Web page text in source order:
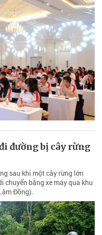
đường bị cây rừng
sau khi một cây rừng lớn
chuyển bằng xe máy qua khu
Đồng).